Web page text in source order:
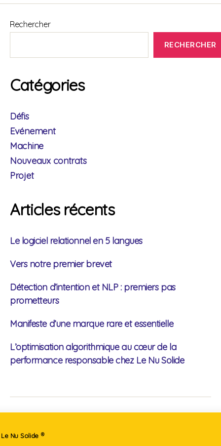
Rechercher
RECHERCHER
Catégories
Défis
Evénement
Machine
Nouveaux contrats
Projet
Articles récents
Le logiciel relationnel en 5 langues
Vers notre premier brevet
Détection d’intention et NLP : premiers pas
prometteurs
Manifeste d’une marque rare et essentielle
L’optimisation algorithmique au cœur de la
performance responsable chez Le Nu Solide
Le Nu Solide ®